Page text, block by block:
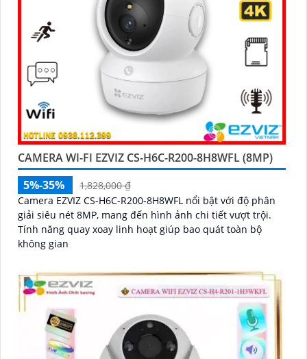
CAMERA WI-FI EZVIZ CS-H6C-R200-8H8WFL (8MP)
5%-35%
1,828,000 ₫
Camera EZVIZ CS-H6C-R200-8H8WFL nổi bật với độ phân
giải siêu nét 8MP, mang đến hình ảnh chi tiết vượt trội.
Tính năng quay xoay linh hoạt giúp bao quát toàn bộ
không gian